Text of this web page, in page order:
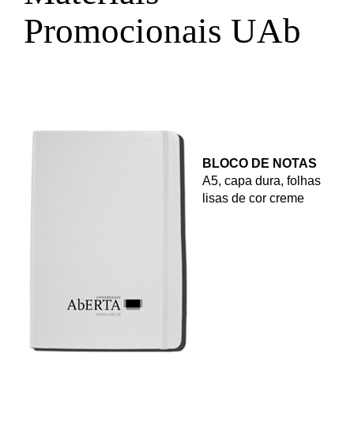
Promocionais UAb
BLOCO DE NOTAS
A5, capa dura, folhas
lisas de cor creme